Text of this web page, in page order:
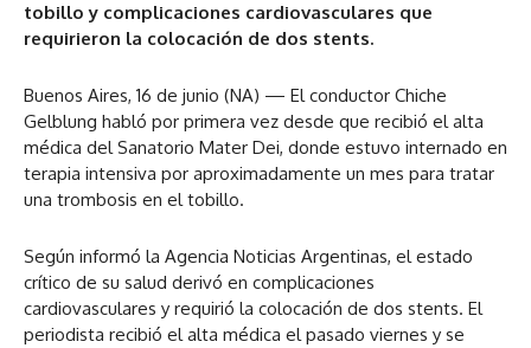
tobillo y complicaciones cardiovasculares que
requirieron la colocación de dos stents.
Buenos Aires, 16 de junio (NA) — El conductor Chiche
Gelblung habló por primera vez desde que recibió el alta
médica del Sanatorio Mater Dei, donde estuvo internado en
terapia intensiva por aproximadamente un mes para tratar
una trombosis en el tobillo.
Según informó la Agencia Noticias Argentinas, el estado
crítico de su salud derivó en complicaciones
cardiovasculares y requirió la colocación de dos stents. El
periodista recibió el alta médica el pasado viernes y se